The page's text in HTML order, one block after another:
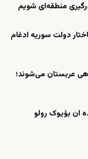
منطقه‌ای شویم
دولت سوریه ادغام
عربستان می‌شوند؛
ان بؤیوک رولو